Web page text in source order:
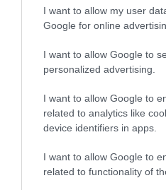
I want to allow my user
Google for online
I want to allow Google to
personalized advertising.
I want to allow Google to
related to analytics like
device identifiers in apps.
I want to allow Google to
related to functionality of
A hatalom árnyékában
Lucreziaalig 13 éves volt,